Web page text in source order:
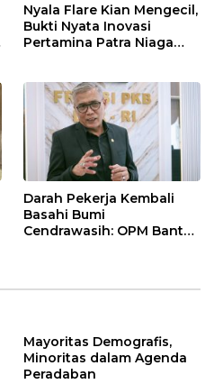
Nyala Flare Kian Mengecil,
Bukti Nyata Inovasi
Pertamina Patra Niaga
Darah Pekerja Kembali
Basahi Bumi
Cendrawasih: OPM Bantai
Mayoritas Demografis,
Minoritas dalam Agenda
Peradaban